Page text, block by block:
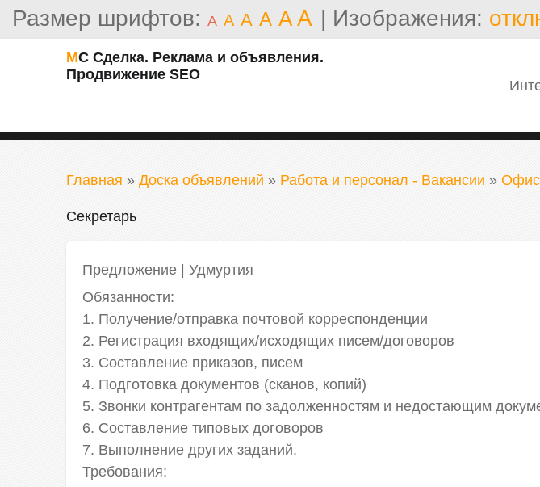
Размер шрифтов: A A A A A A | Изображения:
МС Сделка. Реклама и объявления.
Продвижение SEO
Главная » Доска объявлений » Работа и персонал - Вакансии » Офис
Секретарь
Предложение Удмуртия
Обязанности:
1. Получение/отправка почтовой корреспонденции
2. Регистрация входящих/исходящих писем/договоров
3. Составление приказов, писем
4. Подготовка документов (сканов, копий)
5. Звонки контрагентам по задолженностям и недостающим
6. Составление типовых договоров
7. Выполнение других заданий.
Требования: